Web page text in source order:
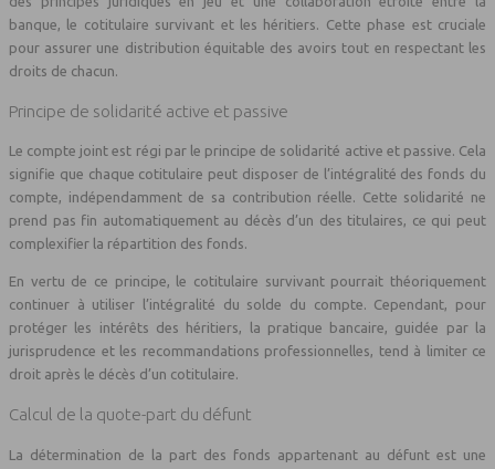
banque, le cotitulaire survivant et les héritiers. Cette phase est cruciale
pour assurer une distribution équitable des avoirs tout en respectant les
droits de chacun.
Principe de solidarité active et passive
Le compte joint est régi par le principe de solidarité active et passive. Cela
signifie que chaque cotitulaire peut disposer de l’intégralité des fonds du
compte, indépendamment de sa contribution réelle. Cette solidarité ne
prend pas fin automatiquement au décès d’un des titulaires, ce qui peut
complexifier la répartition des fonds.
En vertu de ce principe, le cotitulaire survivant pourrait théoriquement
continuer à utiliser l’intégralité du solde du compte. Cependant, pour
protéger les intérêts des héritiers, la pratique bancaire, guidée par la
jurisprudence et les recommandations professionnelles, tend à limiter ce
droit après le décès d’un cotitulaire.
Calcul de la quote-part du défunt
La détermination de la part des fonds appartenant au défunt est une